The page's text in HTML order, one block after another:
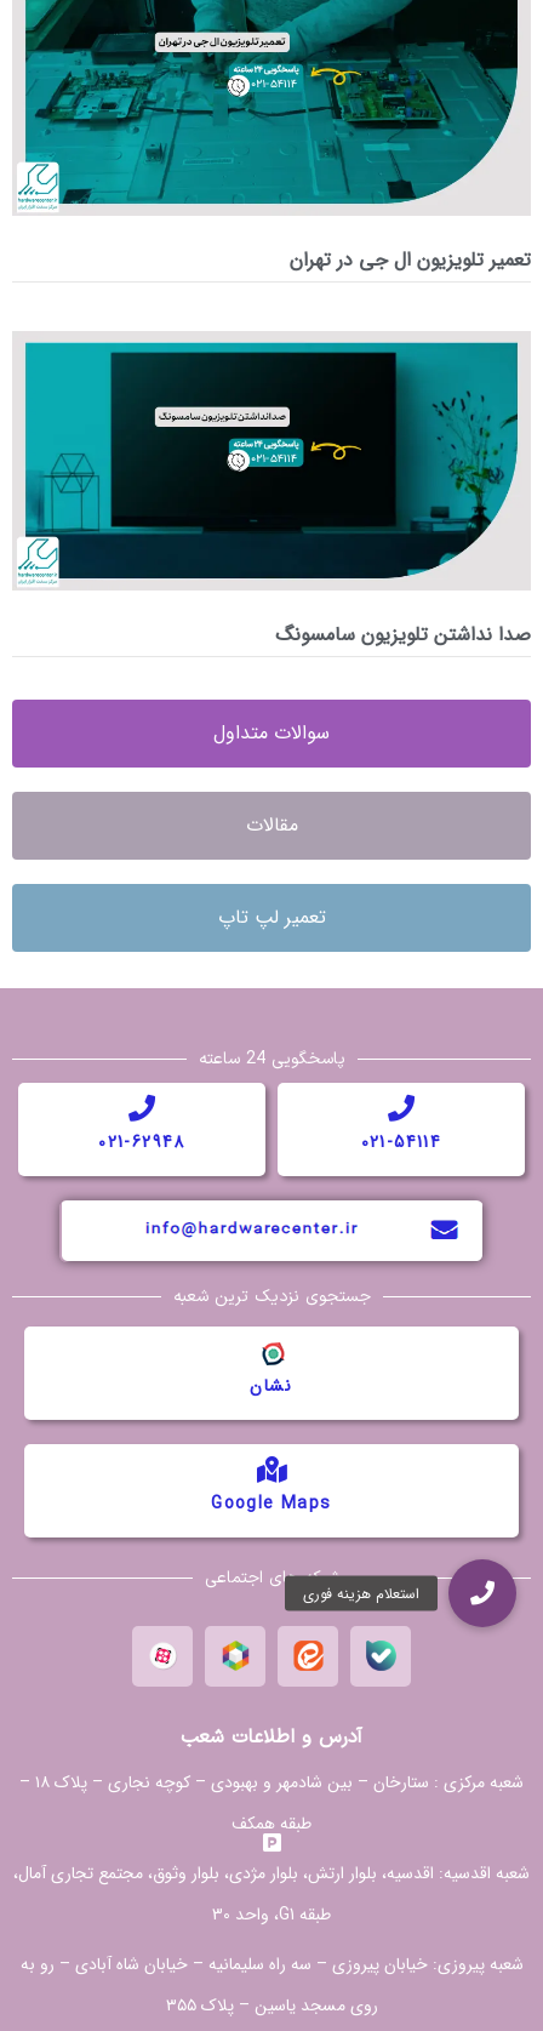
تعمیر تلویزیون ال جی در تهران
صدا نداشتن تلویزیون سامسونگ
سوالات متداول
مقالات
تعمیر لپ تاپ
آدرس و اطلاعات شعب
شعبه مرکزی :
ستارخان – بین شادمهر و بهبودی – کوچه نجاری – پلاک ۱۸ –
طبقه همکف
شعبه اقدسیه: اقدسیه، بلوار ارتش، بلوار مژدی، بلوار وثوق، مجتمع تجاری آمال،
طبقه G1، واحد 30
شعبه پیروزی: خیابان پیروزی – سه راه سلیمانیه – خیابان شاه آبادی – رو به
روی مسجد یاسین – پلاک ۳۵۵
پاسخگویی 24 ساعته
021-54114
021-62948
جستجوی نزدیک ترین شعبه
Google Maps
نشان
شبکه های اجتماعی